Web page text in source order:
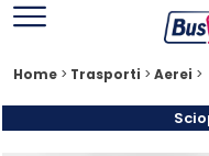
Home > Trasporti > Aerei >